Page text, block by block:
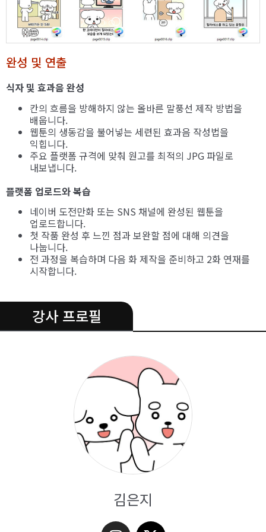
완성 및 연출
식자 및 효과음 완성
칸의 흐름을 방해하지 않는 올바른 말풍선 제작 방법을
배웁니다.
웹툰의 생동감을 불어넣는 세련된 효과음 작성법을
익힙니다.
주요 플랫폼 규격에 맞춰 원고를 최적의 JPG 파일로
내보냅니다.
플랫폼 업로드와 복습
네이버 도전만화 또는 SNS 채널에 완성된 웹툰을
업로드합니다.
첫 작품 완성 후 느낀 점과 보완할 점에 대해 의견을
나눕니다.
전 과정을 복습하며 다음 화 제작을 준비하고 2화 연재를
시작합니다.
강사 프로필
김은지